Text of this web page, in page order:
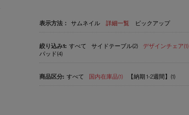
表示方法： サムネイル 詳細一覧 ピックアップ
すべて サイドテーブル(2) デザインチェア(1)
パッド(4)
すべて 国内在庫品(1) 【納期 1-2週間】(1)